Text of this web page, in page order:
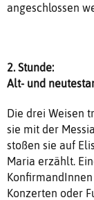
angeschlossen
2. Stunde:
Alt- und
Die drei Weisen
sie mit der
stoßen sie auf
Maria erzählt.
Konzerten oder